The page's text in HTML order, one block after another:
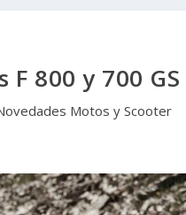
F 800 y 700 GS
Motos y Scooter